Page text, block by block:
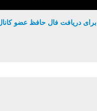
برای دریافت فال حافظ عضو